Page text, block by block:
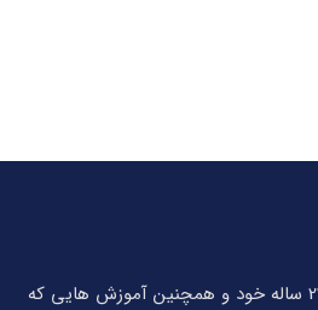
ناصر نصرت زهی با تجربه 23 ساله خود و همچنین آموزش هایی که